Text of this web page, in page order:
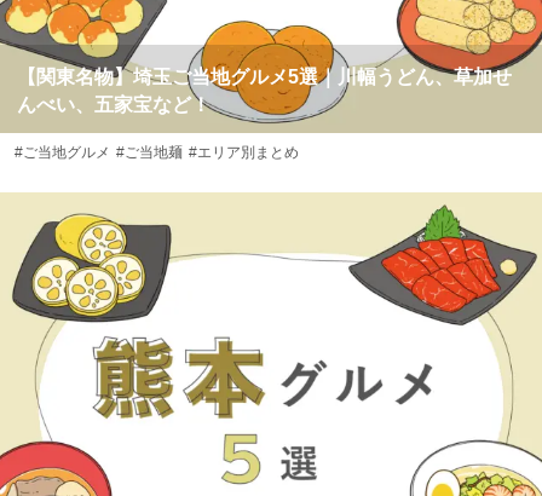
【関東名物】埼玉ご当地グルメ5選｜川幅うどん、草加せ
んべい、五家宝など！
#ご当地グルメ #ご当地麺 #エリア別まとめ